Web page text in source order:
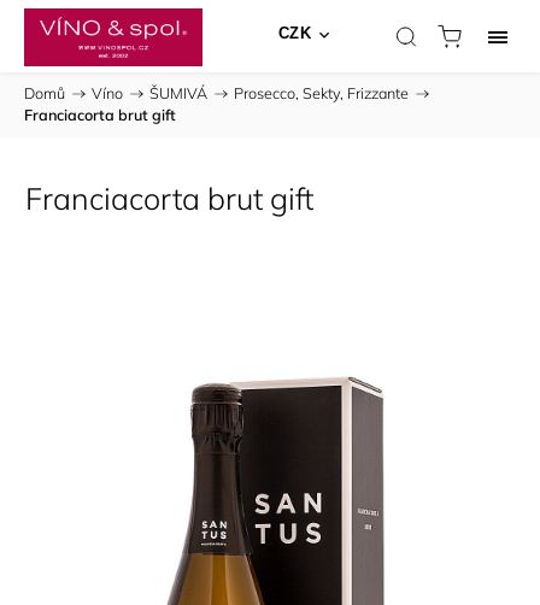
CZK
Domů / Víno / ŠUMIVÁ / Prosecco, Sekty, Frizzante /
Franciacorta brut gift
Franciacorta brut gift